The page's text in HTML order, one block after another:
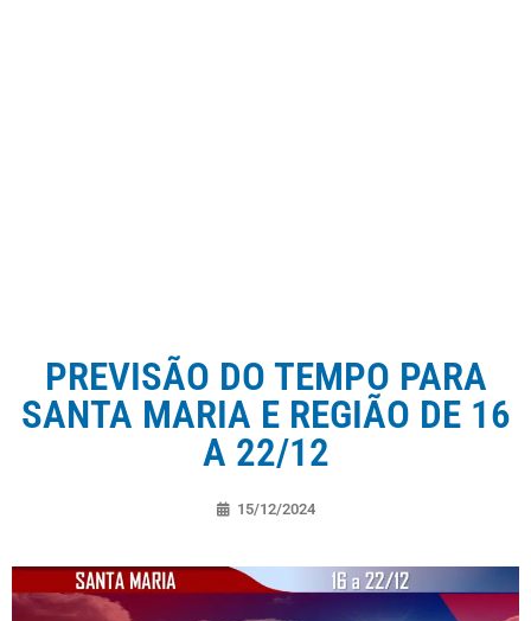
PREVISÃO DO TEMPO PARA
SANTA MARIA E REGIÃO DE 16
A 22/12
15/12/2024